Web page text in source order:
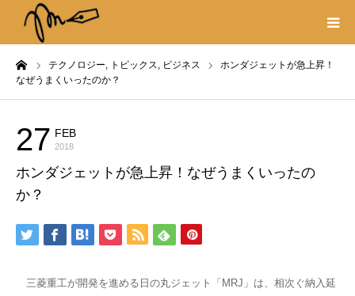
テクノロジー, トピックス, ビジネス
ホンダジェットが急上昇！
なぜうまくいったのか？
27 FEB
2018
ホンダジェットが急上昇！なぜうまくいったの
か？
三菱重工が開発を進める日の丸ジェット「MRJ」は、相次ぐ納入延
プロフィール